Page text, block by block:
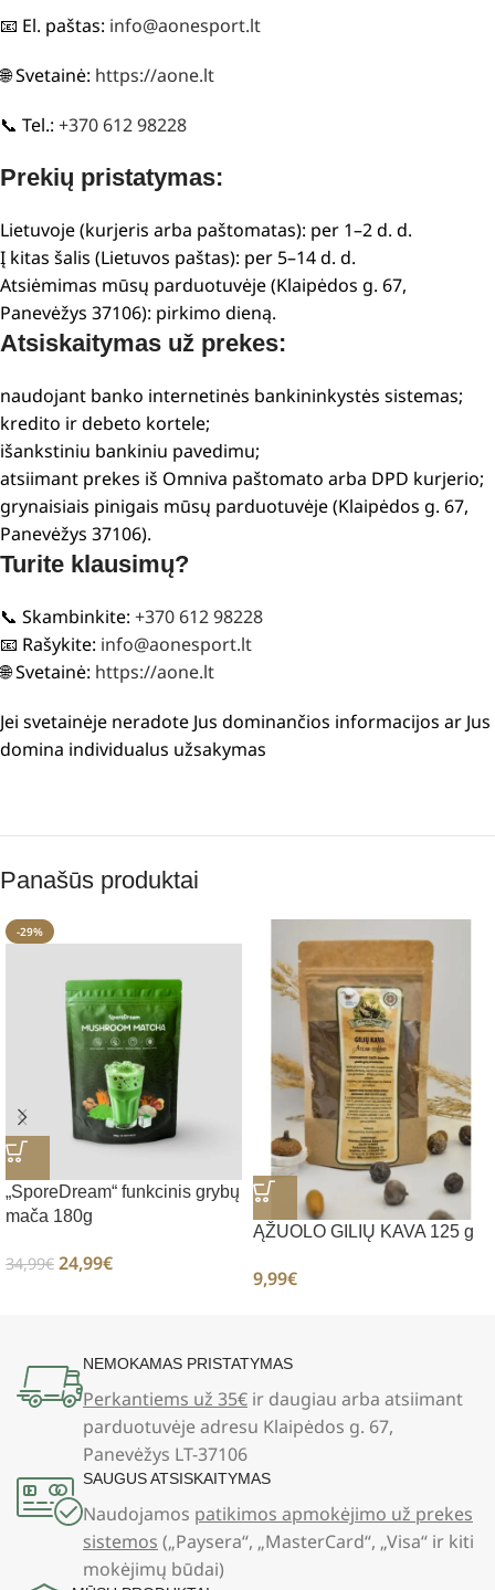
📧 El. paštas: info@aonesport.lt
🌐 Svetainė: https://aone.lt
📞 Tel.: +370 612 98228
Prekių pristatymas:
Lietuvoje (kurjeris arba paštomatas): per 1–2 d. d.
Į kitas šalis (Lietuvos paštas): per 5–14 d. d.
Atsiėmimas mūsų parduotuvėje (Klaipėdos g. 67,
Panevėžys 37106): pirkimo dieną.
Atsiskaitymas už prekes:
naudojant banko internetinės bankininkystės sistemas;
kredito ir debeto kortele;
išankstiniu bankiniu pavedimu;
atsiimant prekes iš Omniva paštomato arba DPD kurjerio;
grynaisiais pinigais mūsų parduotuvėje (Klaipėdos g. 67,
Panevėžys 37106).
Turite klausimų?
📞 Skambinkite: +370 612 98228
📧 Rašykite: info@aonesport.lt
🌐 Svetainė: https://aone.lt
Jei svetainėje neradote Jus dominančios informacijos ar Jus
domina individualus užsakymas
Panašūs produktai
-29%
„SporeDream“ funkcinis grybų
mača 180g
34,99€ 24,99€
ĄŽUOLO GILIŲ KAVA 125 g
9,99€
NEMOKAMAS PRISTATYMAS
Perkantiems už 35€ ir daugiau arba atsiimant
parduotuvėje adresu Klaipėdos g. 67,
Panevėžys LT-37106
SAUGUS ATSISKAITYMAS
Naudojamos patikimos apmokėjimo už prekes
sistemos („Paysera“, „MasterCard“, „Visa“ ir kiti
mokėjimų būdai)